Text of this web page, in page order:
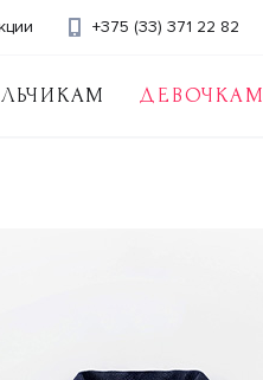
ДЕВОЧКАМ
+375 (33) 371 22 82